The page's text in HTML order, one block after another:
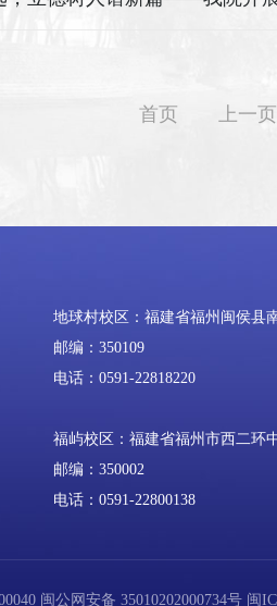
首页 上一页
地球村校区：福建省福州闽侯县
邮编：350109
电话：0591-22818220
福屿校区：福建省福州市西二环
邮编：350002
电话：0591-22800138
闽公网安备 35010202000734号 闽